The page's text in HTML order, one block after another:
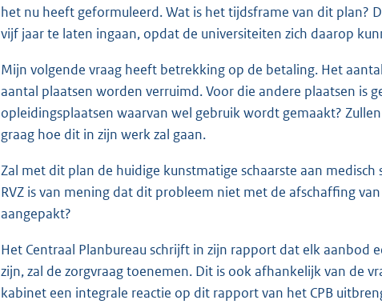
het nu heeft geformuleerd. Wat is het tijdsframe van dit plan?
vijf jaar te laten ingaan, opdat de universiteiten zich daarop
Mijn volgende vraag heeft betrekking op de betaling. Het
aantal plaatsen worden verruimd. Voor die andere plaatsen is
opleidingsplaatsen waarvan wel gebruik wordt gemaakt?
graag hoe dit in zijn werk zal gaan.
Zal met dit plan de huidige kunstmatige schaarste aan
RVZ is van mening dat dit probleem niet met de afschaffing
aangepakt?
Het Centraal Planbureau schrijft in zijn rapport dat elk aanbod
zijn, zal de zorgvraag toenemen. Dit is ook afhankelijk van de
kabinet een integrale reactie op dit rapport van het CPB